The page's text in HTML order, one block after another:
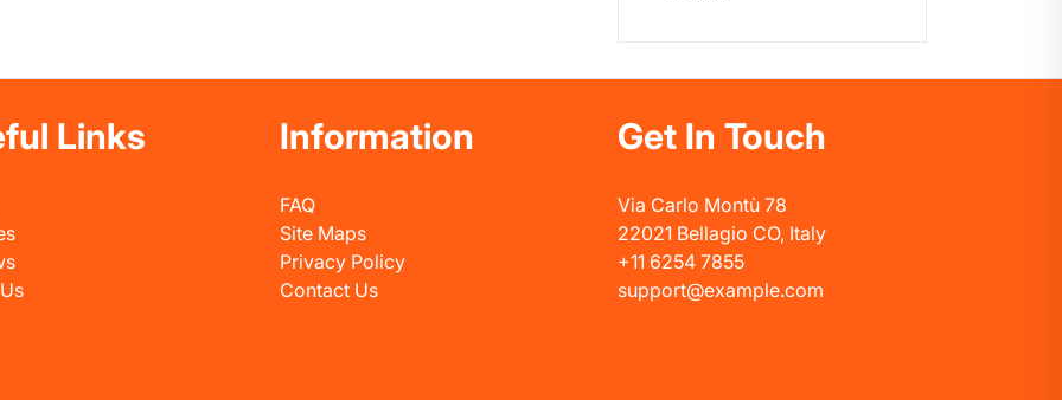
Links Information
FAQ
Site Maps
Privacy Policy
Contact Us
Get In Touch
Via Carlo Montù 78
22021 Bellagio CO, Italy
+11 6254 7855
support@example.com